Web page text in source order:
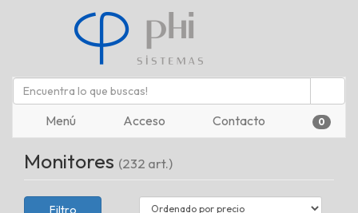
Menú Acceso Contacto 0
Monitores (232 art.)
Filtro